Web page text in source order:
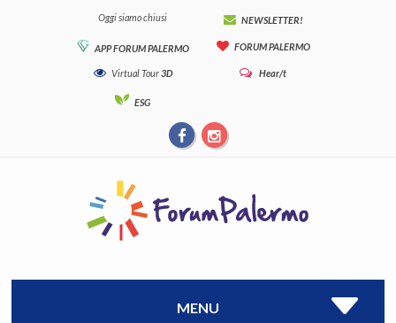
Oggi siamo chiusi NEWSLETTER!
APP FORUM PALERMO FORUM PALERMO
Virtual Tour3D Hear/t
ESG
MENU